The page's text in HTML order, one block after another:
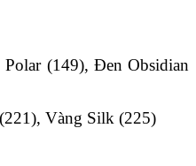
Polar (149), Đen Obsidian
Vàng Silk (225)